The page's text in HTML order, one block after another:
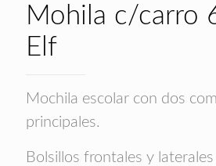
Mohila c/carro
Elf
Mochila escolar con dos
principales.
Bolsillos frontales y